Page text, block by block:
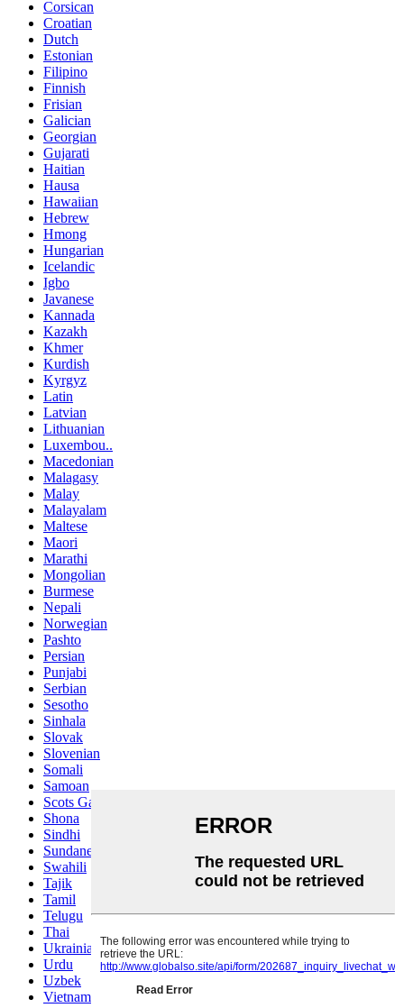
Corsican
Croatian
Dutch
Estonian
Filipino
Finnish
Frisian
Galician
Georgian
Gujarati
Haitian
Hausa
Hawaiian
Hebrew
Hmong
Hungarian
Icelandic
Igbo
Javanese
Kannada
Kazakh
Khmer
Kurdish
Kyrgyz
Latin
Latvian
Lithuanian
Luxembou..
Macedonian
Malagasy
Malay
Malayalam
Maltese
Maori
Marathi
Mongolian
Burmese
Nepali
Norwegian
Pashto
Persian
Punjabi
Serbian
Sesotho
Sinhala
Slovak
Slovenian
Somali
Samoan
Scots Gaelic
Shona
Sindhi
Sundanese
Swahili
Tajik
Tamil
Telugu
Thai
Ukrainian
Urdu
Uzbek
Vietnamese